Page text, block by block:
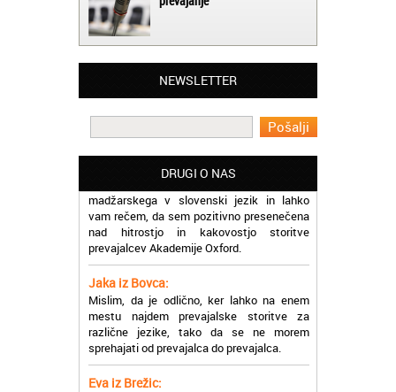
NEWSLETTER
DRUGI O NAS
Matjaž iz Ajdovščine:
Lahko pohvalim vse zaposlene v Akademiji
Oxford, ker so resnično profesionalni in
prevajalske storitve opravljajo hitro in
madžarskega v slovenski jezik in lahko
vam rečem, da sem pozitivno presenečena
nad hitrostjo in kakovostjo storitve
prevajalcev Akademije Oxford.
Jaka iz Bovca:
Mislim, da je odlično, ker lahko na enem
mestu najdem prevajalske storitve za
različne jezike, tako da se ne morem
sprehajati od prevajalca do prevajalca.
Eva iz Brežic:
Nujno sem potrebovala prevod v francoski